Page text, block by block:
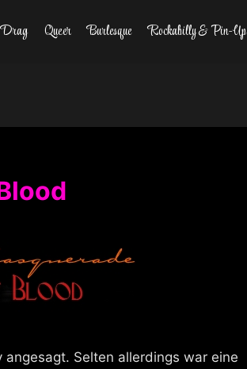
Drag Queer Burlesque Rockabilly & Pin-Up
Selten allerdings war eine